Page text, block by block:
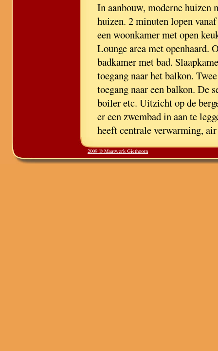
In aanbouw, moderne huizen
huizen. 2 minuten lopen
een woonkamer met open
Lounge area met openhaard.
badkamer met bad.
toegang naar het balkon.
toegang naar een balkon. De
boiler etc. Uitzicht op de
er een zwembad in aan te
heeft centrale verwarming,
2009 © Maatwerk Giethoorn